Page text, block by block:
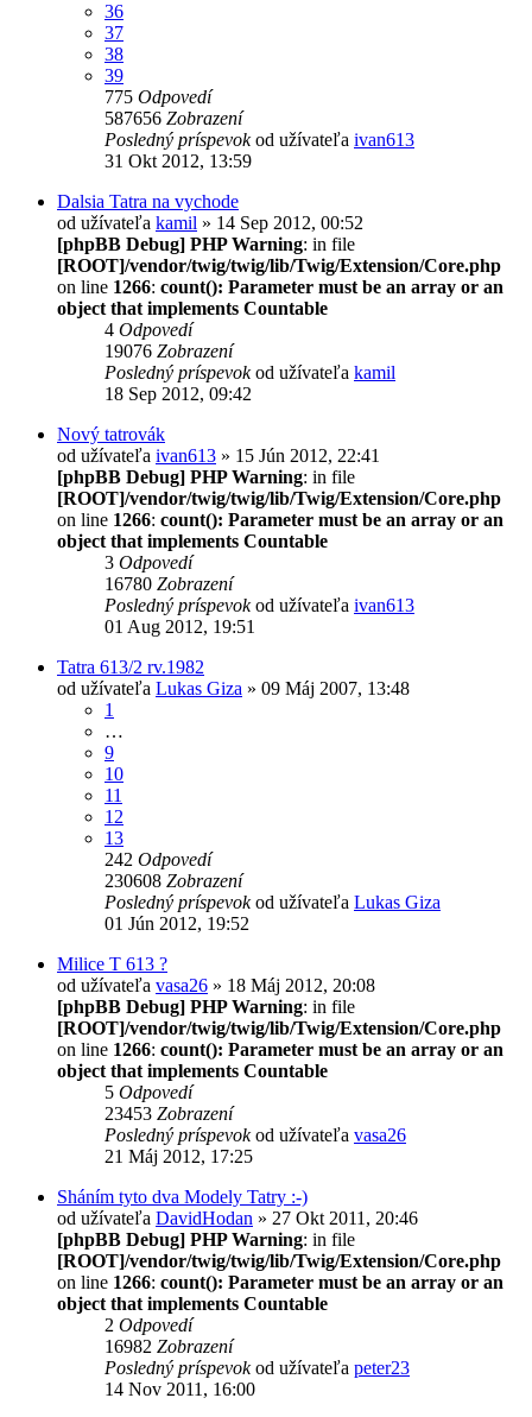
36
37
38
39
775 Odpovedí
587656 Zobrazení
Posledný príspevokod užívateľa ivan613
31 Okt 2012, 13:59
Dalsia Tatra na vychode
od užívateľa kamil » 14 Sep 2012, 00:52
[phpBB Debug] PHP Warning: in file
[ROOT]/vendor/twig/twig/lib/Twig/Extension/Core.php
on line 1266: count(): Parameter must be an array or an
object that implements Countable
4 Odpovedí
19076 Zobrazení
Posledný príspevokod užívateľa kamil
18 Sep 2012, 09:42
Nový tatrovák
od užívateľa ivan613 » 15 Jún 2012, 22:41
[phpBB Debug] PHP Warning: in file
[ROOT]/vendor/twig/twig/lib/Twig/Extension/Core.php
on line 1266: count(): Parameter must be an array or an
object that implements Countable
3 Odpovedí
16780 Zobrazení
Posledný príspevokod užívateľa ivan613
01 Aug 2012, 19:51
Tatra 613/2 rv.1982
od užívateľa Lukas Giza » 09 Máj 2007, 13:48
1
…
9
10
11
12
13
242 Odpovedí
230608 Zobrazení
Posledný príspevokod užívateľa Lukas Giza
01 Jún 2012, 19:52
Milice T 613 ?
od užívateľa vasa26 » 18 Máj 2012, 20:08
[phpBB Debug] PHP Warning: in file
[ROOT]/vendor/twig/twig/lib/Twig/Extension/Core.php
on line 1266: count(): Parameter must be an array or an
object that implements Countable
5 Odpovedí
23453 Zobrazení
Posledný príspevokod užívateľa vasa26
21 Máj 2012, 17:25
Sháním tyto dva Modely Tatry :-)
od užívateľa DavidHodan » 27 Okt 2011, 20:46
[phpBB Debug] PHP Warning: in file
[ROOT]/vendor/twig/twig/lib/Twig/Extension/Core.php
on line 1266: count(): Parameter must be an array or an
object that implements Countable
2 Odpovedí
16982 Zobrazení
Posledný príspevokod užívateľa peter23
14 Nov 2011, 16:00